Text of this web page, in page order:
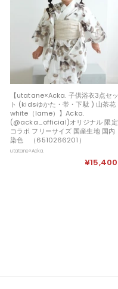
【utatane×Acka. 子供浴衣3点セッ
ト (kidsゆかた・帯・下駄 ) 山茶花
white（lame）】Acka.
(@acka_official)オリジナル 限定
コラボ フリーサイズ 国産生地 国内
染色 （6510266201）
utatane×Acka.
¥15,400